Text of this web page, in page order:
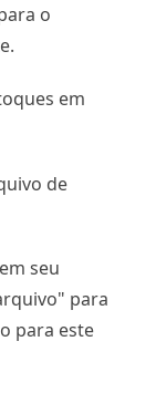
o
em
de
seu
para
para este